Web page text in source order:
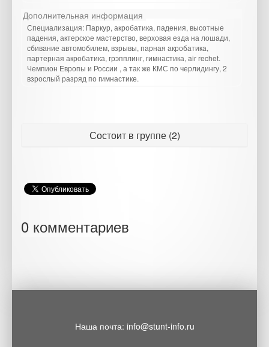
Дополнительная информация
Специализация: Паркур, акробатика, падения, высотные
падения, актерское мастерство, верховая езда на лошади,
сбивание автомобилем, взрывы, парная акробатика,
партерная акробатика, грэпплинг, гимнастика, air rechet.
Чемпион Европы и России , а так же КМС по черлидингу, 2
взрослый разряд по гимнастике.
Состоит в группе (2)
0 комментариев
Наша почта: info@stunt-info.ru